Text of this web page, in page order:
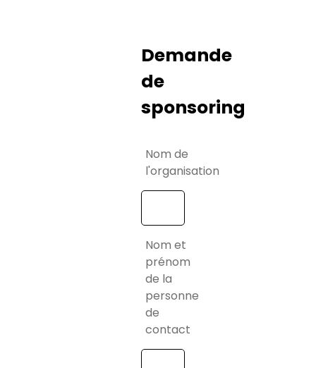
Demande
de
sponsoring
Nom de
l'organisation
Nom et
prénom
de la
personne
de
contact